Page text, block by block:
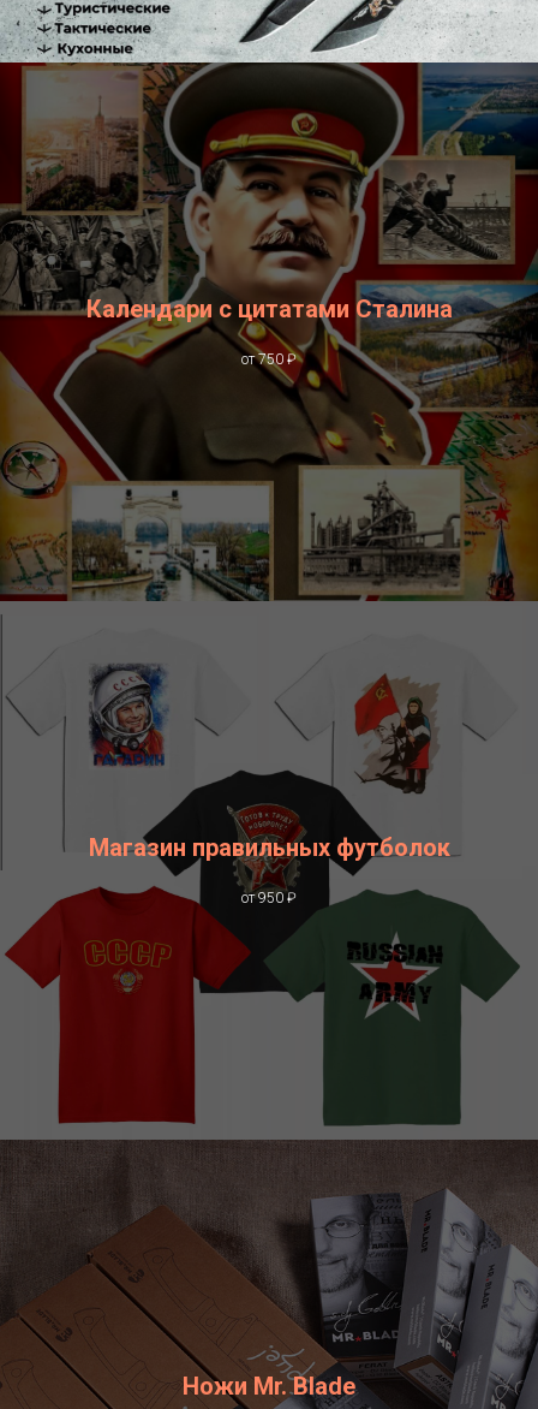
Календари с цитатами Сталина
от 750 ₽
Магазин правильных футболок
от 950 ₽
Ножи Mr. Blade